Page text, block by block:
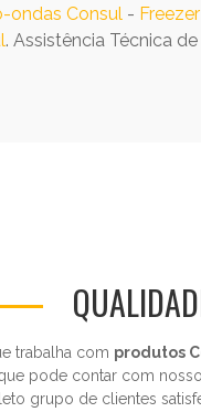
ondas Consul -
. Assistência Técnica
trabalha com produtos
pode contar com
grupo de clientes